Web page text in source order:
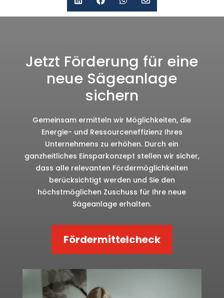
Jetzt Förderung für eine
neue Sägeanlage
sichern
Gemeinsam ermitteln wir Möglichkeiten, die
Energie- und Ressourceneffizienz Ihres
Unternehmens zu erhöhen. Durch ein
ganzheitliches Einsparkonzept stellen wir sicher,
dass alle relevanten Fördermöglichkeiten
berücksichtigt werden und Sie den
höchstmöglichen Zuschuss für Ihre neue
Sägeanlage erhalten.
Fördermittelcheck